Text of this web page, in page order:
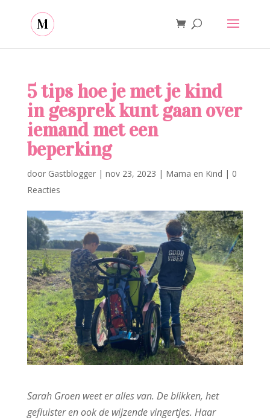
5 tips hoe je met je kind
in gesprek kunt gaan over
iemand met een
beperking
door Gastblogger| nov 23, 2023 | Mama en Kind | 0
Reacties
Sarah Groen weet er alles van. De blikken, het
gefluister en ook de wijzende vingertjes. Haar